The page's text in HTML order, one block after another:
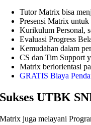
Tutor Matrix bisa
Presensi Matrix
Kurikulum Personal,
Evaluasi Progress
Kemudahan dalam
CS dan Tim Support
Matrix beriorientasi
GRATIS Biaya
Sukses UTBK
Matrix juga melayani